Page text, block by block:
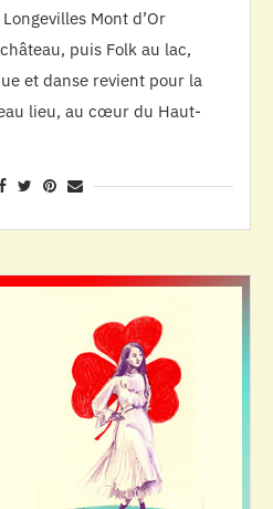
Mont d’Or
puis Folk au lac,
et danse revient pour la
lieu, au cœur du Haut-